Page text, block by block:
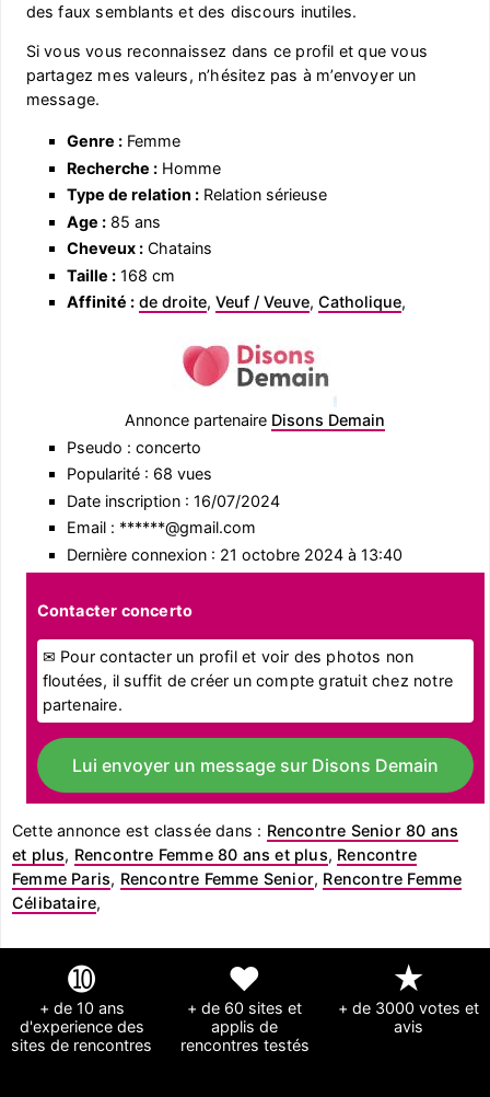
des faux semblants et des discours inutiles.
Si vous vous reconnaissez dans ce profil et que vous
partagez mes valeurs, n’hésitez pas à m’envoyer un
message.
Genre :Femme
Recherche :Homme
Type de relation :Relation sérieuse
Age :85 ans
Cheveux :Chatains
Taille :168 cm
Affinité : de droite, Veuf / Veuve, Catholique,
Annonce partenaire Disons Demain
Pseudo : concerto
Popularité : 68 vues
Date inscription : 16/07/2024
Email : ******@gmail.com
Dernière connexion : 21 octobre 2024 à 13:40
Contacter concerto
✉ Pour contacter un profil et voir des photos non
floutées, il suffit de créer un compte gratuit chez notre
partenaire.
Lui envoyer un message sur Disons Demain
Cette annonce est classée dans : Rencontre Senior 80 ans
et plus, Rencontre Femme 80 ans et plus, Rencontre
Femme Paris, Rencontre Femme Senior, Rencontre Femme
Célibataire,
➓
+ de 10 ans
d'experience des
sites de rencontres
❤
+ de 60 sites et
applis de
rencontres testés
★
+ de 3000 votes et
avis